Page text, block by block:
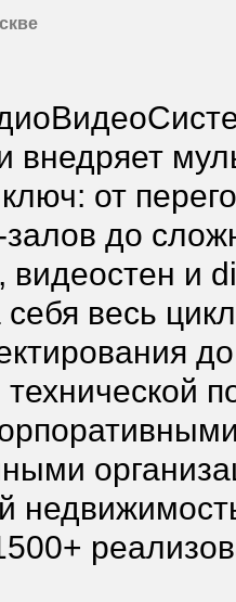
внедряет
от
до
видеостен и
весь
технической